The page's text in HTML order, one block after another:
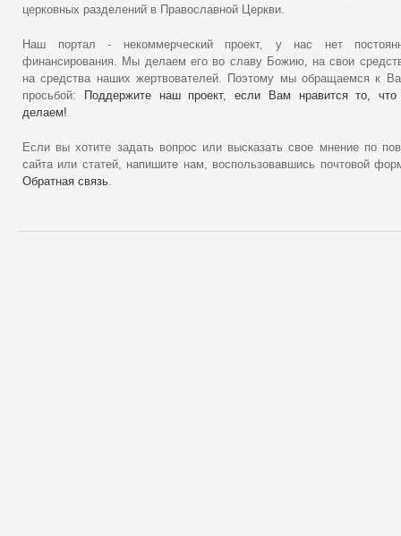
церковных разделений в Православной Церкви.
Наш портал - некоммерческий проект, у нас нет
финансирования. Мы делаем его во славу Божию, на свои
на средства наших жертвователей. Поэтому мы обращаемся к
просьбой:
Поддержите наш проект, если Вам нравится то,
делаем!
Если вы хотите задать вопрос или высказать свое мнение по
сайта или статей, напишите нам, воспользовавшись почтовой
Обратная связь.